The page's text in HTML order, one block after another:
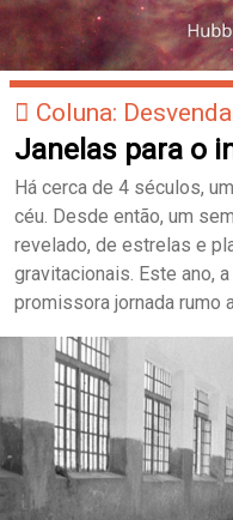
Coluna:
Janelas para o
Há cerca de 4 séculos,
céu. Desde então, um
revelado, de estrelas e
gravitacionais. Este ano,
promissora jornada rumo